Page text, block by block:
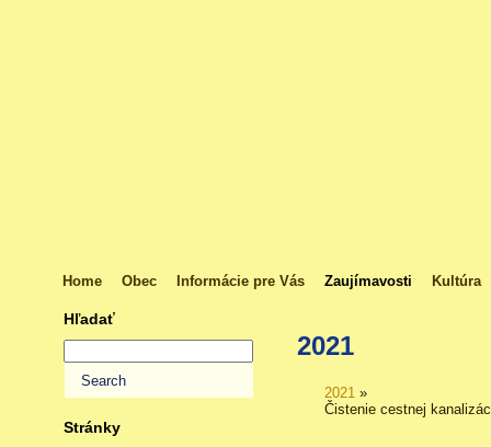
Home Obec Informácie pre Vás Zaujímavosti Kultúra
Hľadať
Stránky
2021
2021 »
Čistenie cestnej